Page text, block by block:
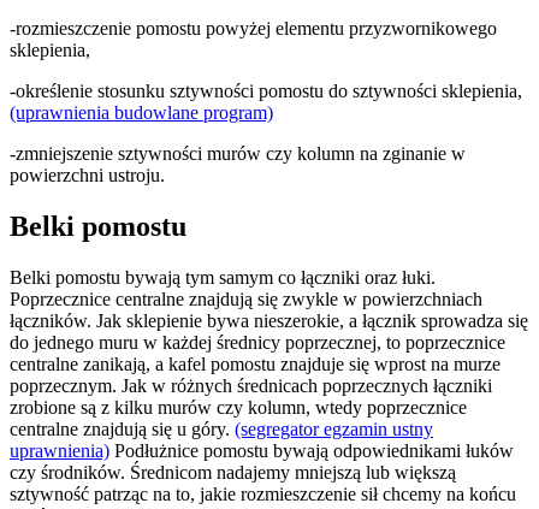
-rozmieszczenie pomostu powyżej elementu przyzwornikowego
sklepienia,
-określenie stosunku sztywności pomostu do sztywności sklepienia,
(uprawnienia budowlane program)
-zmniejszenie sztywności murów czy kolumn na zginanie w
powierzchni ustroju.
Belki pomostu
Belki pomostu bywają tym samym co łączniki oraz łuki.
Poprzecznice centralne znajdują się zwykle w powierzchniach
łączników. Jak sklepienie bywa nieszerokie, a łącznik sprowadza się
do jednego muru w każdej średnicy poprzecznej, to poprzecznice
centralne zanikają, a kafel pomostu znajduje się wprost na murze
poprzecznym. Jak w różnych średnicach poprzecznych łączniki
zrobione są z kilku murów czy kolumn, wtedy poprzecznice
centralne znajdują się u góry. (segregator egzamin ustny
uprawnienia) Podłużnice pomostu bywają odpowiednikami łuków
czy środników. Średnicom nadajemy mniejszą lub większą
sztywność patrząc na to, jakie rozmieszczenie sił chcemy na końcu